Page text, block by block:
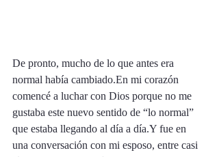
De pronto, mucho de lo que antes era
normal había cambiado.En mi corazón
comencé a luchar con Dios porque no me
gustaba este nuevo sentido de “lo normal”
que estaba llegando al día a día.Y fue en
una conversación con mi esposo, entre casi